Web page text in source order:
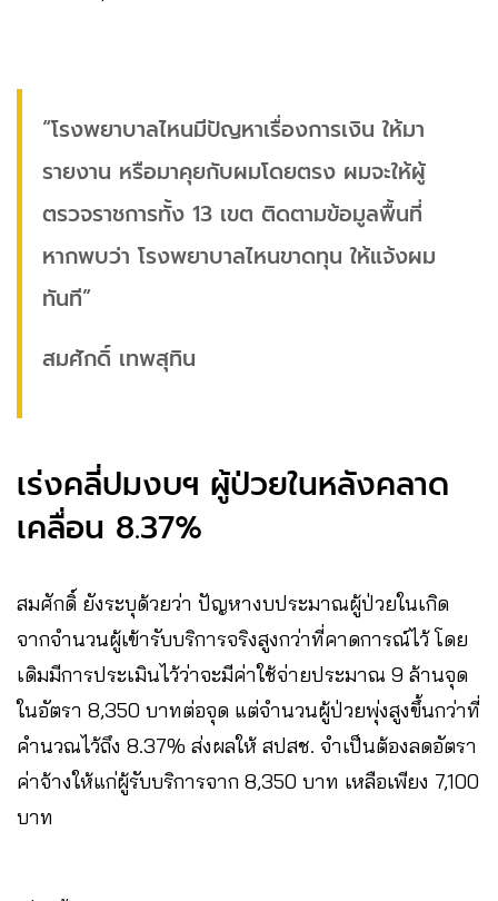
“โรงพยาบาลไหนมีปัญหาเรื่องการเงิน ให้มา
รายงาน หรือมาคุยกับผมโดยตรง ผมจะให้ผู้
ตรวจราชการทั้ง 13 เขต ติดตามข้อมูลพื้นที่
หากพบว่า โรงพยาบาลไหนขาดทุน ให้แจ้งผม
ทันที”
สมศักดิ์ เทพสุทิน
เร่งคลี่ปมงบฯ ผู้ป่วยในหลังคลาด
เคลื่อน 8.37%
สมศักดิ์ ยังระบุด้วยว่า ปัญหางบประมาณผู้ป่วยในเกิด
จากจำนวนผู้เข้ารับบริการจริงสูงกว่าที่คาดการณ์ไว้ โดย
เดิมมีการประเมินไว้ว่าจะมีค่าใช้จ่ายประมาณ 9 ล้านจุด
ในอัตรา 8,350 บาทต่อจุด แต่จำนวนผู้ป่วยพุ่งสูงขึ้นกว่าที่
คำนวณไว้ถึง 8.37% ส่งผลให้ สปสช. จำเป็นต้องลดอัตรา
ค่าจ้างให้แก่ผู้รับบริการจาก 8,350 บาท เหลือเพียง 7,100
บาท